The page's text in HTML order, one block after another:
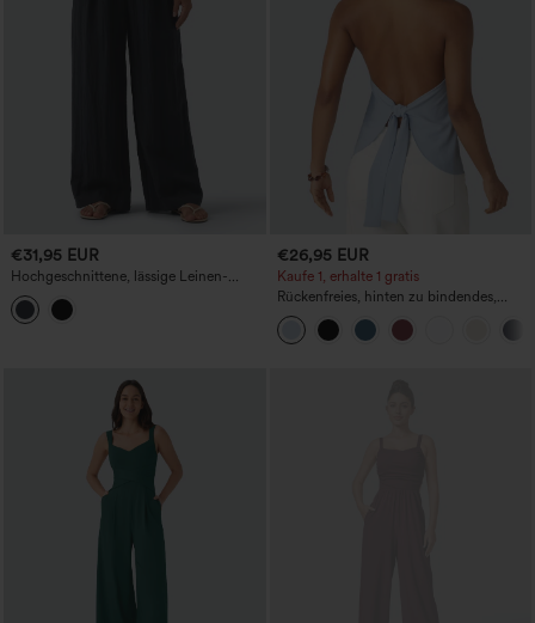
€31,95 EUR
Hochgeschnittene, lässige Leinen-
Baggyhose mit Kordelzug und Taschen
€26,95 EUR
Kaufe 1, erhalte 1 gratis
Rückenfreies, hinten zu bindendes,
lässiges Neckholder-Top